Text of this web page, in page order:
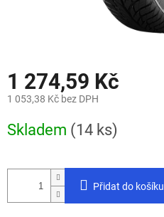
1 274,59 Kč
1 053,38 Kč bez DPH
cena:
Skladem (14 ks)
Přidat do košíku